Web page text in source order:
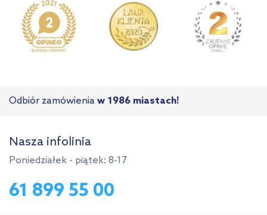
Odbiór zamówienia w 1986 miastach!
Nasza infolinia
Poniedziałek - piątek: 8-17
61 899 55 00